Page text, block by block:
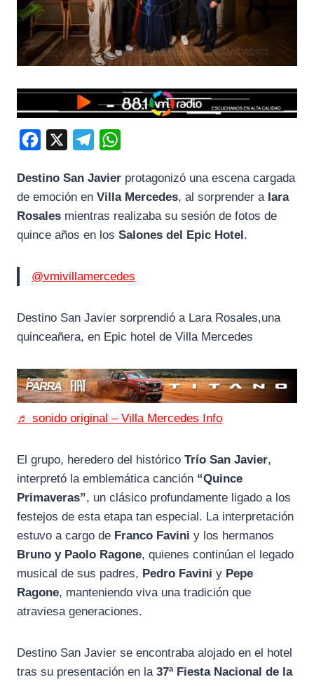
c
e
b
l
e
g
a
t
s
Destino San Javier protagonizó una escena cargada
de emoción en Villa Mercedes, al sorprender a Iara
Rosales mientras realizaba su sesión de fotos de
quince años en los Salones del Epic Hotel.
@vmivillamercedes
Destino San Javier sorprendió a Lara Rosales,una
quinceañera, en Epic hotel de Villa Mercedes
♬ sonido original – Villa Mercedes Info
El grupo, heredero del histórico Trío San Javier,
interpretó la emblemática canción “Quince
Primaveras”, un clásico profundamente ligado a los
festejos de esta etapa tan especial. La interpretación
estuvo a cargo de Franco Favini y los hermanos
Bruno y Paolo Ragone, quienes continúan el legado
musical de sus padres, Pedro Favini y Pepe
Ragone, manteniendo viva una tradición que
atraviesa generaciones.
Destino San Javier se encontraba alojado en el hotel
tras su presentación en la 37ª Fiesta Nacional de la